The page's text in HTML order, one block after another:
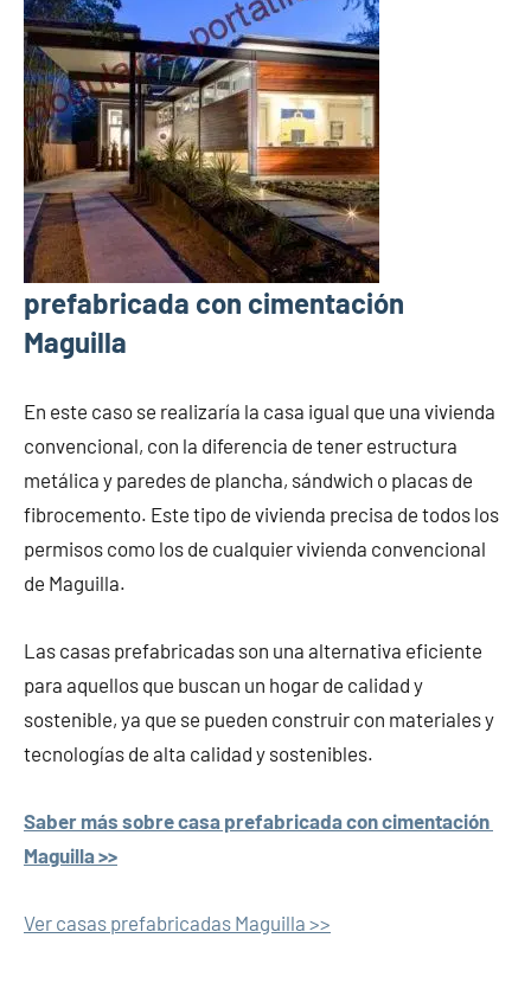
prefabricada con cimentación
Maguilla
En este caso se realizaría la casa igual que una vivienda
convencional, con la diferencia de tener estructura
metálica y paredes de plancha, sándwich o placas de
fibrocemento. Este tipo de vivienda precisa de todos los
permisos como los de cualquier vivienda convencional
de Maguilla.
Las casas prefabricadas son una alternativa eficiente
para aquellos que buscan un hogar de calidad y
sostenible, ya que se pueden construir con materiales y
tecnologías de alta calidad y sostenibles.
Saber más sobre casa prefabricada con cimentación
Maguilla >>
Ver casas prefabricadas Maguilla >>